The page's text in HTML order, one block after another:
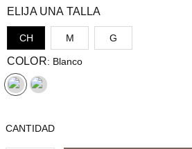
TALLA
CH M G
COLOR: Blanco
CANTIDAD